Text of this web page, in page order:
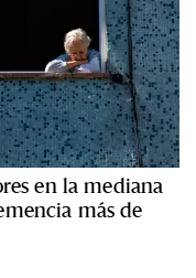
en la mediana
más de